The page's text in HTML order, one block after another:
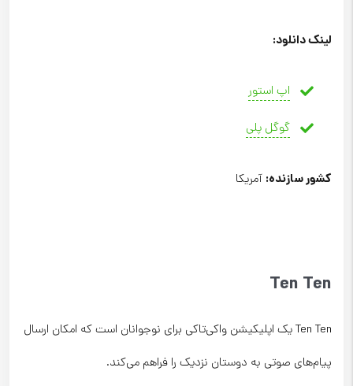
لینک دانلود:
اپ استور
گوگل پلی
کشور سازنده: آمریکا
Ten Ten
Ten Ten یک اپلیکیشن واکی‌تاکی برای نوجوانان است که امکان ارسال
پیام‌های صوتی به دوستان نزدیک را فراهم می‌کند.